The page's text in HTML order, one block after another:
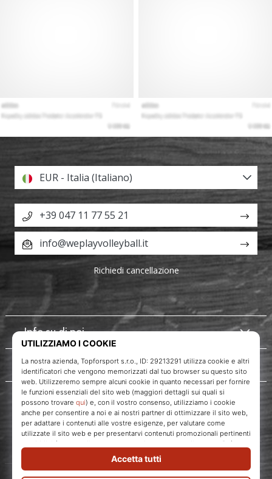
WePlayVolleyball.it
Info su di noi
Servizio clienti
EUR - Italia (Italiano)
+39 047 11 77 55 21
info@weplayvolleyball.it
Richiedi cancellazione